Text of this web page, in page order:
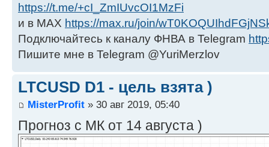
https://t.me/+cI_ZmIUvcOI1MzFi
и в МАХ https://max.ru/join/
Подключайтесь к каналу ФНВА в Telegram
Пишите мне в Telegram @YuriMerzlov
LTCUSD D1 - цель взята )
MisterProfit » 30 авг 2019, 05:40
Прогноз с МК от 14 августа )